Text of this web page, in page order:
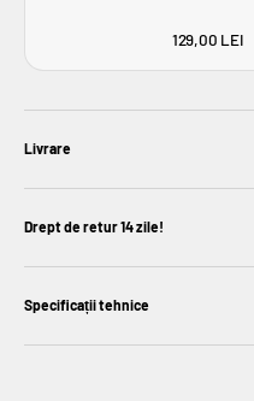
Pret Redus
129,00 LEI
Livrare
Drept de retur 14 zile!
Specificații tehnice